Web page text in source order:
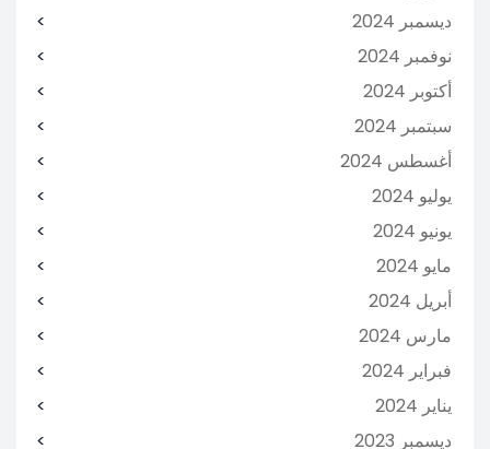
ديسمبر 2024
نوفمبر 2024
أكتوبر 2024
سبتمبر 2024
أغسطس 2024
يوليو 2024
يونيو 2024
مايو 2024
أبريل 2024
مارس 2024
فبراير 2024
يناير 2024
ديسمبر 2023